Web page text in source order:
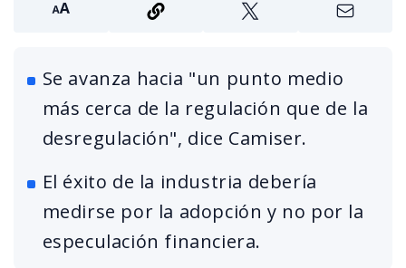
Se avanza hacia "un punto medio
más cerca de la regulación que de la
desregulación", dice Camiser.
El éxito de la industria debería
medirse por la adopción y no por la
especulación financiera.